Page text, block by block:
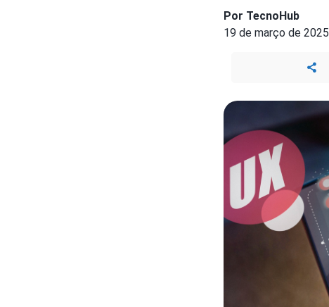
Por TecnoHub
19 de março de 2025